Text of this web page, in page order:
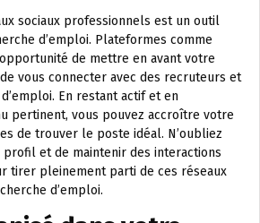
sociaux professionnels est un outil
d’emploi. Plateformes comme
de mettre en avant votre
vous connecter avec des recruteurs et
En restant actif et en
pertinent, vous pouvez accroître votre
de trouver le poste idéal. N’oubliez
profil et de maintenir des interactions
tirer pleinement parti de ces réseaux
d’emploi.